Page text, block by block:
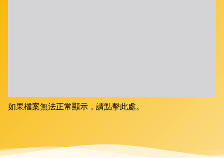
如果檔案無法正常顯示，請點擊此處。